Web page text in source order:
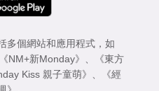
多個網站和應用程式，如
《NM+新Monday》 、
《東方
Kiss 親子童萌》 、
《經